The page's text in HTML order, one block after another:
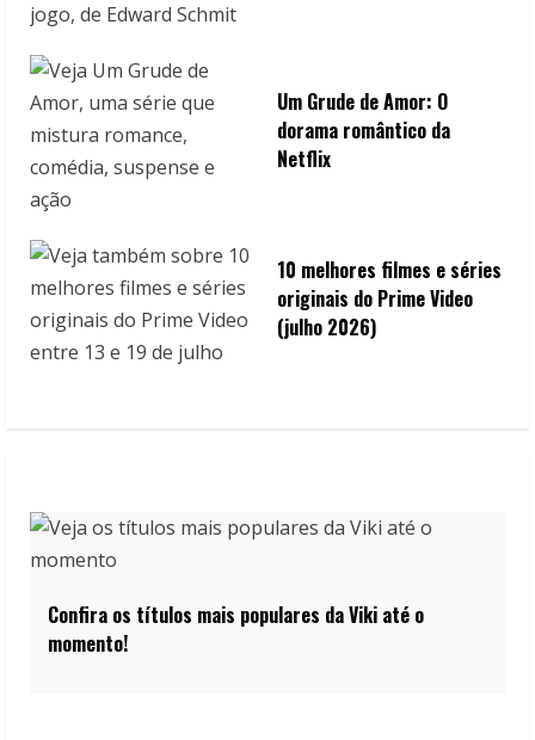
Um Grude de Amor: O
dorama romântico da
Netflix
10 melhores filmes e séries
originais do Prime Video
(julho 2026)
Confira os títulos mais populares da Viki até o
momento!